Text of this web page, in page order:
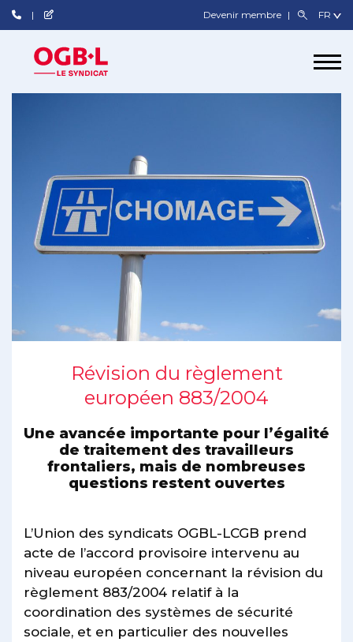
Devenir membre
Révision du règlement
européen 883/2004
Une avancée importante pour l’égalité
de traitement des travailleurs
frontaliers, mais de nombreuses
questions restent ouvertes
L’Union des syndicats OGBL-LCGB prend
acte de l’accord provisoire intervenu au
niveau européen concernant la révision du
règlement 883/2004 relatif à la
coordination des systèmes de sécurité
sociale, et en particulier des nouvelles